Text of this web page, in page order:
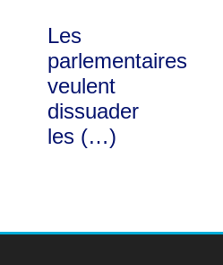
Les
parlementaires
veulent
dissuader
les (…)